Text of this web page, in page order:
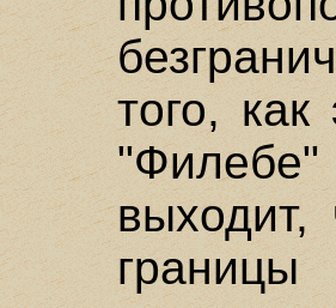
того,
"Филебе"
выходит,